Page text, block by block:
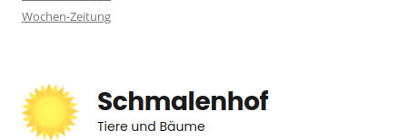
Wochen-Zeitung